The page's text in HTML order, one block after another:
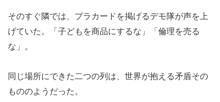
そのすぐ隣では、プラカードを掲げるデモ隊が声を上
げていた。「子どもを商品にするな」「倫理を売る
な」。
同じ場所にできた二つの列は、世界が抱える矛盾その
もののようだった。